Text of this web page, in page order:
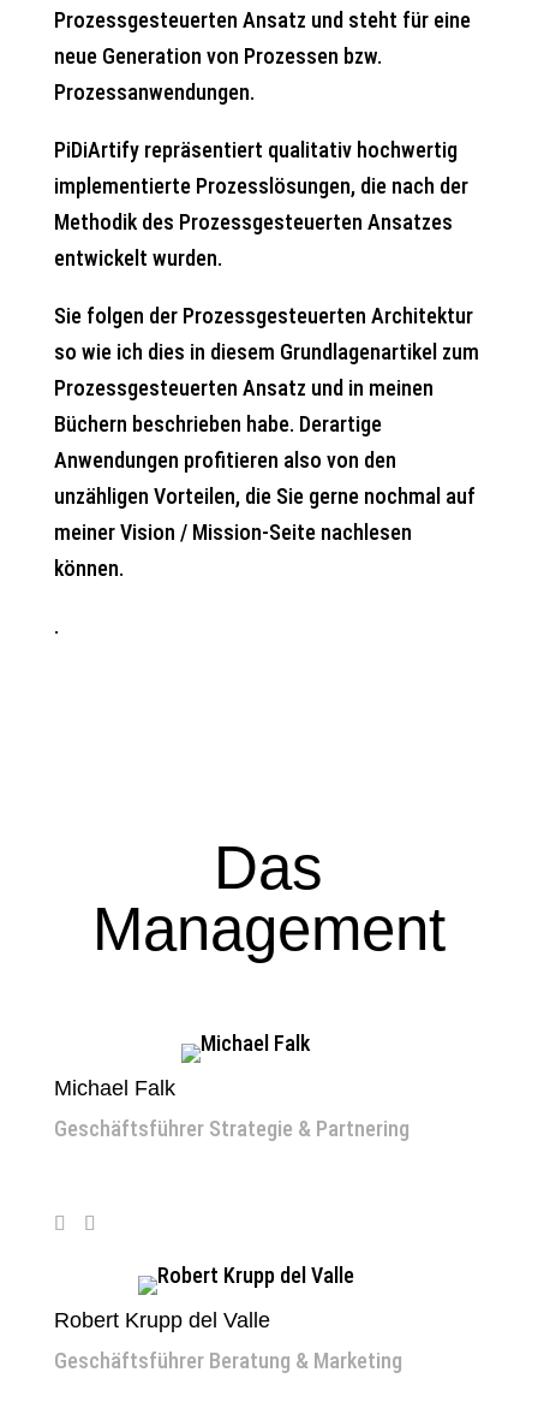
Prozessgesteuerten Ansatz und steht für eine
neue Generation von Prozessen bzw.
Prozessanwendungen.
PiDiArtify repräsentiert qualitativ hochwertig
implementierte Prozesslösungen, die nach der
Methodik des Prozessgesteuerten Ansatzes
entwickelt wurden.
Sie folgen der Prozessgesteuerten Architektur
so wie ich dies in diesem Grundlagenartikel zum
Prozessgesteuerten Ansatz und in meinen
Büchern beschrieben habe. Derartige
Anwendungen profitieren also von den
unzähligen Vorteilen, die Sie gerne nochmal auf
meiner Vision / Mission-Seite nachlesen
können.
.
Das
Management
Michael Falk
Geschäftsführer Strategie & Partnering
Robert Krupp del Valle
Geschäftsführer Beratung & Marketing